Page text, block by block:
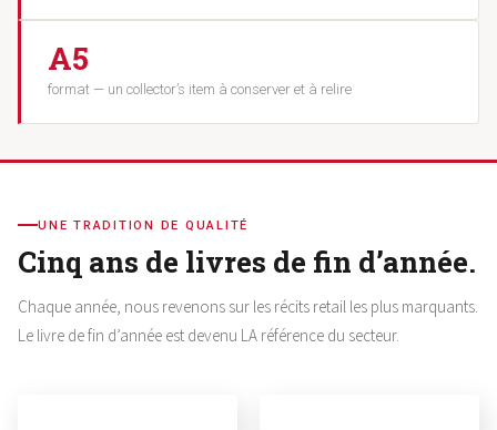
A5
format — un collector’s item à conserver et à relire
UNE TRADITION DE QUALITÉ
Cinq ans de livres de fin d’année.
Chaque année, nous revenons sur les récits retail les plus marquants.
Le livre de fin d’année est devenu LA référence du secteur.